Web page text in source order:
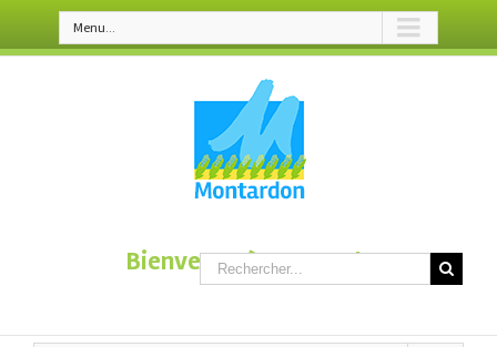
Menu...
Bienvenue à Montardon